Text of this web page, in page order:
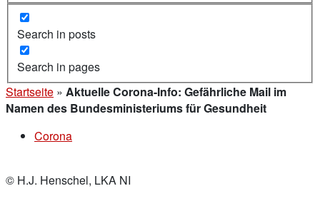
Search in posts
Search in pages
Startseite » Aktuelle Corona-Info: Gefährliche Mail im
Namen des Bundesministeriums für Gesundheit
Corona
© H.J. Henschel, LKA NI